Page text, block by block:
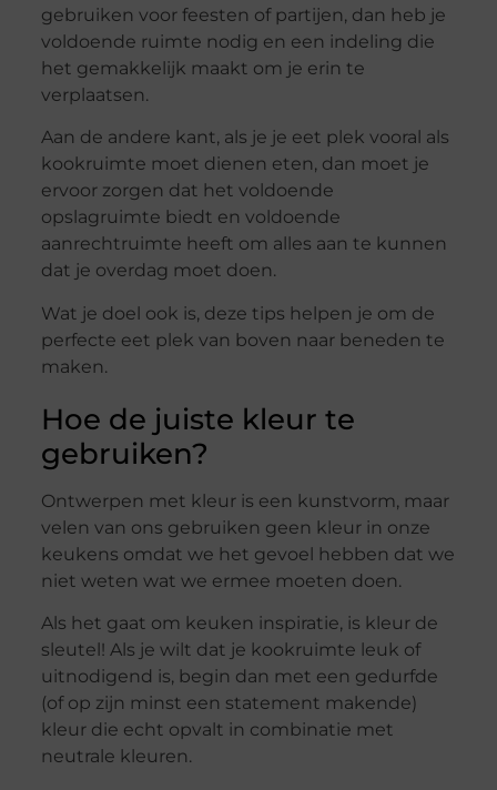
gebruiken voor feesten of partijen, dan heb je
voldoende ruimte nodig en een indeling die
het gemakkelijk maakt om je erin te
verplaatsen.
Aan de andere kant, als je je eet plek vooral als
kookruimte moet dienen eten, dan moet je
ervoor zorgen dat het voldoende
opslagruimte biedt en voldoende
aanrechtruimte heeft om alles aan te kunnen
dat je overdag moet doen.
Wat je doel ook is, deze tips helpen je om de
perfecte eet plek van boven naar beneden te
maken.
Hoe de juiste kleur te
gebruiken?
Ontwerpen met kleur is een kunstvorm, maar
velen van ons gebruiken geen kleur in onze
keukens omdat we het gevoel hebben dat we
niet weten wat we ermee moeten doen.
Als het gaat om keuken inspiratie, is kleur de
sleutel! Als je wilt dat je kookruimte leuk of
uitnodigend is, begin dan met een gedurfde
(of op zijn minst een statement makende)
kleur die echt opvalt in combinatie met
neutrale kleuren.